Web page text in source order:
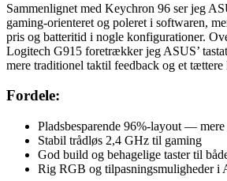
Sammenlignet med Keychron 96 ser jeg
gaming-orienteret og poleret i softwaren,
pris og batteritid i nogle konfigurationer.
Logitech G915 foretrækker jeg ASUS’
mere traditionel taktil feedback og et tættere
Fordele:
Pladsbesparende 96%-layout — mere
Stabil trådløs 2,4 GHz til gaming
God build og behagelige taster til
Rig RGB og tilpasningsmuligheder i